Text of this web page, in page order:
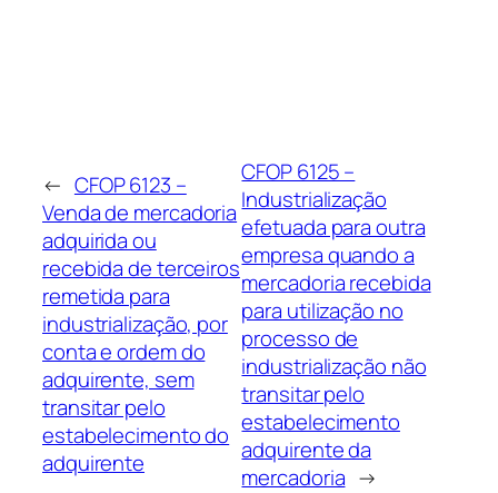
← CFOP 6123 –
Venda de mercadoria
adquirida ou
recebida de terceiros
remetida para
industrialização, por
conta e ordem do
adquirente, sem
transitar pelo
estabelecimento do
adquirente
CFOP 6125 –
Industrialização
efetuada para outra
empresa quando a
mercadoria recebida
para utilização no
processo de
industrialização não
transitar pelo
estabelecimento
adquirente da
mercadoria →